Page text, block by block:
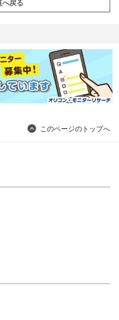
このページのトップへ